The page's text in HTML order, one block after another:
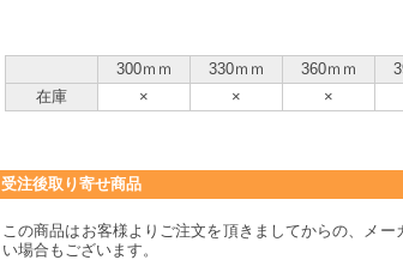
300ｍｍ 330ｍｍ 360ｍｍ
在庫
× × ×
受注後取り寄せ商品
この商品はお客様よりご注文を頂きましてからの、メ
い場合もございます。